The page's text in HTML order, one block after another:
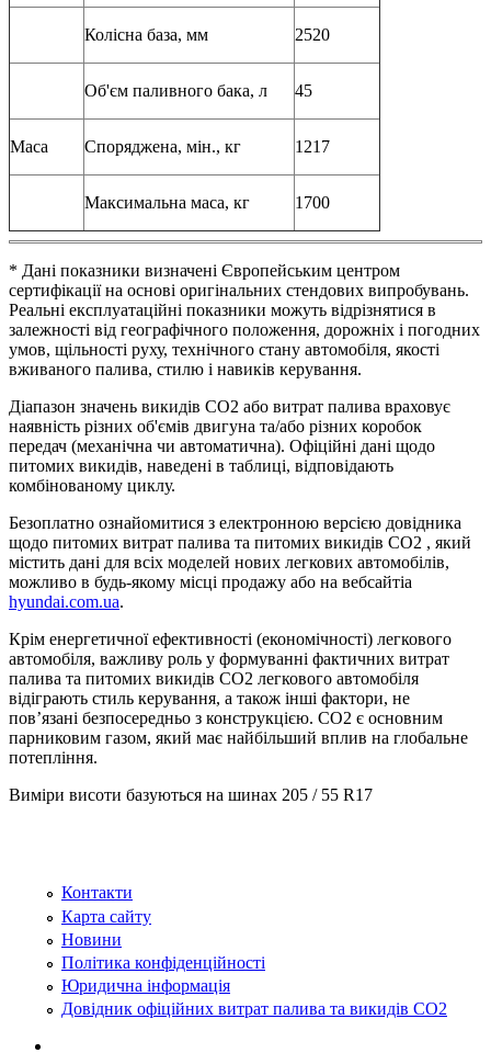
Колісна база, мм 2520
Об'єм паливного бака, л 45
Маса Споряджена, мін., кг 1217
Максимальна маса, кг 1700
* Дані показники визначені Європейським центром
сертифікації на основі оригінальних стендових випробувань.
Реальні експлуатаційні показники можуть відрізнятися в
залежності від географічного положення, дорожніх і погодних
умов, щільності руху, технічного стану автомобіля, якості
вживаного палива, стилю і навиків керування.
Діапазон значень викидів СО2 або витрат палива враховує
наявність різних об'ємів двигуна та/або різних коробок
передач (механічна чи автоматична). Офіційні дані щодо
питомих викидів, наведені в таблиці, відповідають
комбінованому циклу.
Безоплатно ознайомитися з електронною версією довідника
щодо питомих витрат палива та питомих викидів CO2 , який
містить дані для всіх моделей нових легкових автомобілів,
можливо в будь-якому місці продажу або на вебсайтіa
hyundai.com.ua.
Крім енергетичної ефективності (економічності) легкового
автомобіля, важливу роль у формуванні фактичних витрат
палива та питомих викидів CO2 легкового автомобіля
відіграють стиль керування, а також інші фактори, не
пов’язані безпосередньо з конструкцією. CO2 є основним
парниковим газом, який має найбільший вплив на глобальне
потепління.
Виміри висоти базуються на шинах 205 / 55 R17
Контакти
Карта сайту
Новини
Політика конфіденційності
Юридична інформація
Довідник офіційних витрат палива та викидів СО2